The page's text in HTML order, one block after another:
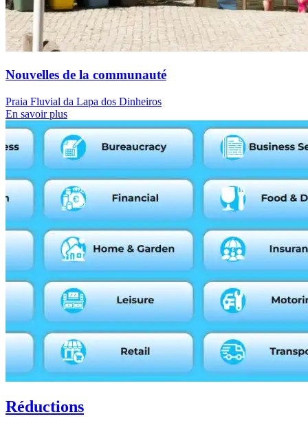
Nouvelles de la communauté
Praia Fluvial da Lapa dos Dinheiros
En savoir plus
Réductions